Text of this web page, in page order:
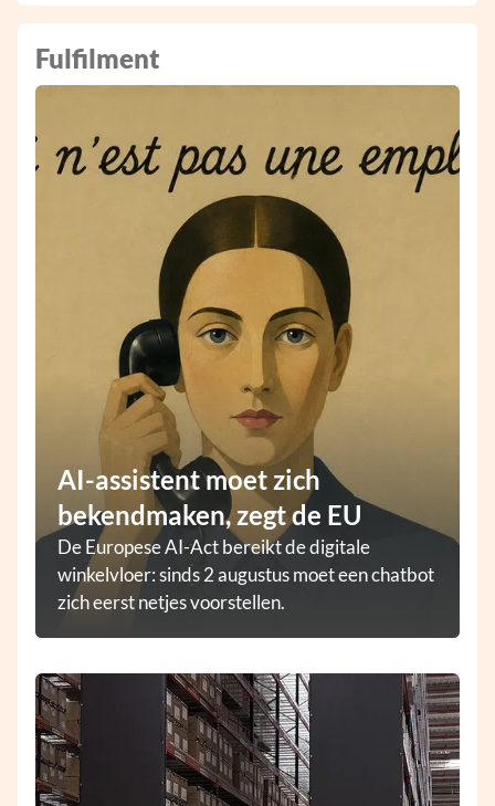
Fulfilment
AI-assistent moet zich
bekendmaken, zegt de EU
De Europese AI-Act bereikt de digitale
winkelvloer: sinds 2 augustus moet een chatbot
zich eerst netjes voorstellen.